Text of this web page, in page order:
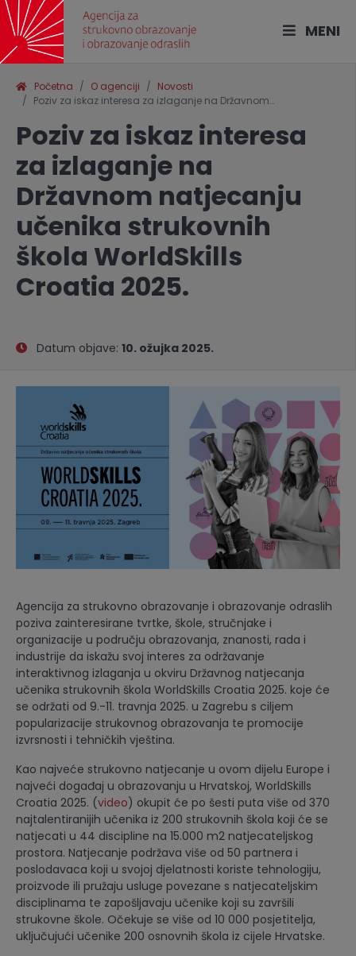
MENI
Početna O agenciji
Novosti
Poziv za iskaz interesa za izlaganje na Državnom…
Poziv za iskaz interesa
za izlaganje na
Državnom natjecanju
učenika strukovnih
škola WorldSkills
Croatia 2025.
Datum objave: 10. ožujka 2025.
Agencija za strukovno obrazovanje i obrazovanje odraslih
poziva zainteresirane tvrtke, škole, stručnjake i
organizacije u području obrazovanja, znanosti, rada i
industrije da iskažu svoj interes za održavanje
interaktivnog izlaganja u okviru Državnog natjecanja
učenika strukovnih škola WorldSkills Croatia 2025. koje će
se održati od 9.-11. travnja 2025. u Zagrebu s ciljem
popularizacije strukovnog obrazovanja te promocije
izvrsnosti i tehničkih vještina.
Kao najveće strukovno natjecanje u ovom dijelu Europe i
najveći događaj u obrazovanju u Hrvatskoj, WorldSkills
Croatia 2025. (video) okupit će po šesti puta više od 370
najtalentiranijih učenika iz 200 strukovnih škola koji će se
natjecati u 44 discipline na 15.000 m2 natjecateljskog
prostora. Natjecanje podržava više od 50 partnera i
poslodavaca koji u svojoj djelatnosti koriste tehnologiju,
proizvode ili pružaju usluge povezane s natjecateljskim
disciplinama te zapošljavaju učenike koji su završili
strukovne škole. Očekuje se više od 10 000 posjetitelja,
uključujući učenike 200 osnovnih škola iz cijele Hrvatske.